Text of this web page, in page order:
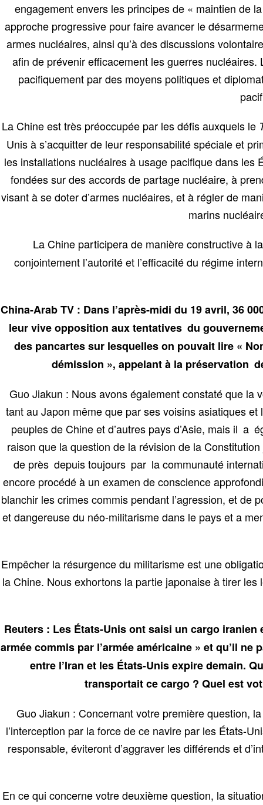
engagement envers les principes de « maintien de
approche progressive pour faire avancer le
armes nucléaires, ainsi qu’à des discussions
afin de prévenir efficacement les guerres
pacifiquement par des moyens politiques et
La Chine est très préoccupée par les défis auxquels le
Unis à s’acquitter de leur responsabilité spéciale et
les installations nucléaires à usage pacifique dans
fondées sur des accords de partage nucléaire, à
visant à se doter d’armes nucléaires, et à régler de
marins
La Chine participera de manière constructive à
conjointement l’autorité et l’efficacité du régime
China-Arab TV : Dans l’après-midi du 19 avril, 36
leur vive opposition aux tentatives du
des pancartes sur lesquelles on pouvait lire «
démission », appelant à la préservation
Guo Jiakun : Nous avons également constaté que la
tant au Japon même que par ses voisins asiatiques
peuples de Chine et d’autres pays d’Asie, mais il a
raison que la question de la révision de la
de près depuis toujours par la communauté
encore procédé à un examen de conscience
blanchir les crimes commis pendant l’agression, et
et dangereuse du néo-militarisme dans le pays et a
Empêcher la résurgence du militarisme est une
la Chine. Nous exhortons la partie japonaise à tirer
Reuters : Les États-Unis ont saisi un cargo iranien
armée commis par l’armée américaine » et qu’il
entre l’Iran et les États-Unis expire demain.
transportait ce cargo ? Quel est
Guo Jiakun : Concernant votre première question,
l’interception par la force de ce navire par les États-
responsable, éviteront d’aggraver les différends et
En ce qui concerne votre deuxième question, la